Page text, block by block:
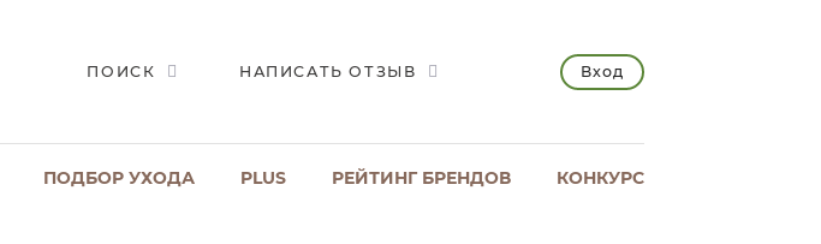
ПОИСК НАПИСАТЬ ОТЗЫВ Вход
ПОДБОР УХОДА PLUS РЕЙТИНГ БРЕНДОВ КОНКУРС